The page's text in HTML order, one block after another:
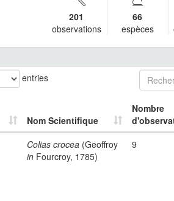
201
observations
66
espèces
entries
Nom Scientifique
Nombre
Colias crocea (Geoffroy
in Fourcroy, 1785)
9